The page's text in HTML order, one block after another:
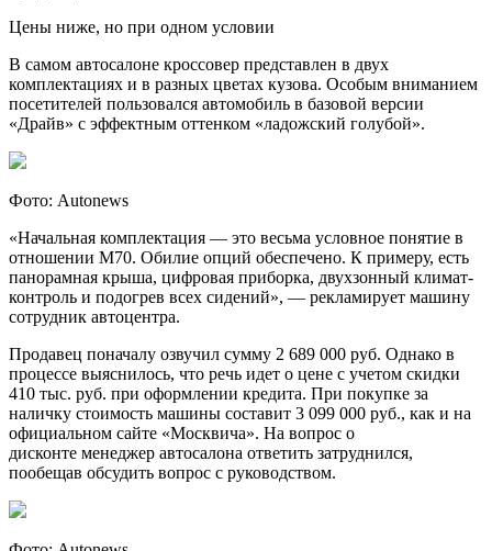
Цены ниже, но при одном условии
В самом автосалоне кроссовер представлен в двух
комплектациях и в разных цветах кузова. Особым вниманием
посетителей пользовался автомобиль в базовой версии
«Драйв» с эффектным оттенком «ладожский голубой».
Фото: Autonews
«Начальная комплектация — это весьма условное понятие в
отношении М70. Обилие опций обеспечено. К примеру, есть
панорамная крыша, цифровая приборка, двухзонный климат-
контроль и подогрев всех сидений», — рекламирует машину
сотрудник автоцентра.
Продавец поначалу озвучил сумму 2 689 000 руб. Однако в
процессе выяснилось, что речь идет о цене с учетом скидки
410 тыс. руб. при оформлении кредита. При покупке за
наличку стоимость машины составит 3 099 000 руб., как и на
официальном сайте «Москвича». На вопрос о
дисконте менеджер автосалона ответить затруднился,
пообещав обсудить вопрос с руководством.